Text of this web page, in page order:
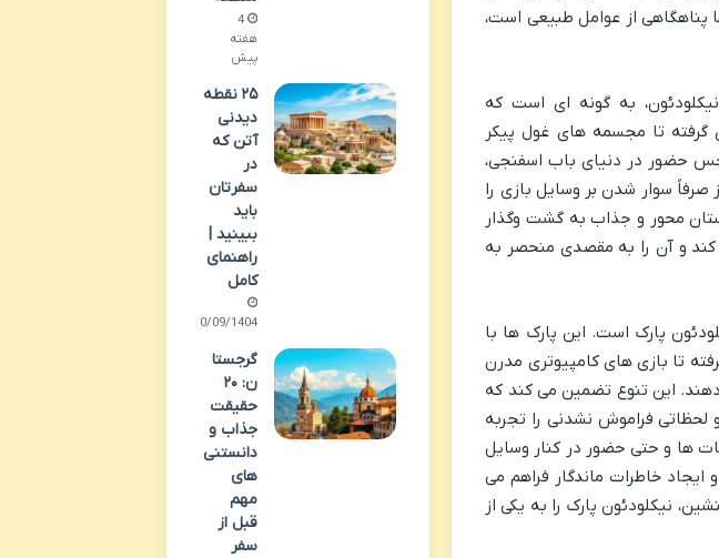
پناهگاهی از عوامل طبیعی است،
به گونه ای است که
گرفته تا مجسمه های غول پیکر
حضور در دنیای باب اسفنجی،
صرفاً سوار شدن بر وسایل بازی را
محور و جذاب به گشت وگذار
کند و آن را به مقصدی منحصر به
پارک است. این پارک ها با
تا بازی های کامپیوتری مدرن
این تنوع تضمین می کند که
لحظاتی فراموش نشدنی را تجربه
ها و حتی حضور در کنار وسایل
خاطرات ماندگار فراهم می
نیکلودئون پارک را به یکی از
4
هفته
پیش
۲۵ نقطه
دیدنی
آتن که
در
سفرتان
باید
ببینید |
راهنمای
کامل
30/09/1404
گرجستا
ن: ۲۰
حقیقت
جذاب و
دانستنی
های
مهم
قبل از
سفر